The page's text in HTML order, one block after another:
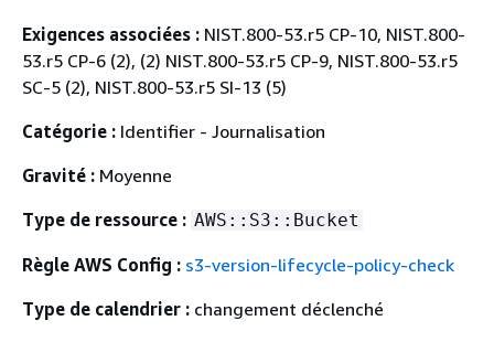
Exigences associées : NIST.800-53.r5 CP-10, NIST.800-
53.r5 CP-6 (2), (2) NIST.800-53.r5 CP-9, NIST.800-53.r5
SC-5 (2), NIST.800-53.r5 SI-13 (5)
Catégorie : Identifier - Journalisation
Gravité : Moyenne
Type de ressource : AWS::S3::Bucket
Règle AWS Config : s3-version-lifecycle-policy-check
Type de calendrier : changement déclenché